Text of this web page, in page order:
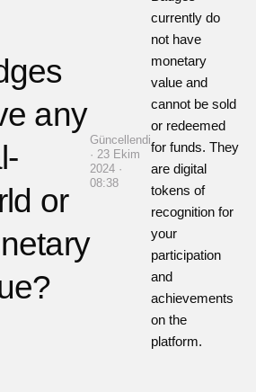
any
or
Güncellendi
· 23 Ekim
2024 ·
08:38
currently do
not have
monetary
value and
cannot be sold
or redeemed
for funds. They
are digital
tokens of
recognition for
your
participation
and
achievements
on the
platform.